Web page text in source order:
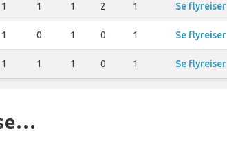
1 1 1 2 1 Se flyreiser
1 0 1 0 1 Se flyreiser
1 1 1 0 1 Se flyreiser